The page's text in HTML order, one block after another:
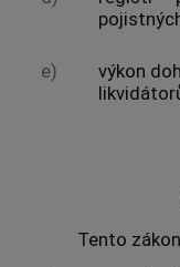
e) výkon
Tento